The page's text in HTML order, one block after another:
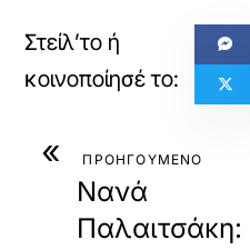
« ΠΡΟΗΓΟΥΜΕΝΟ
Νανά
Παλαιτσάκη: